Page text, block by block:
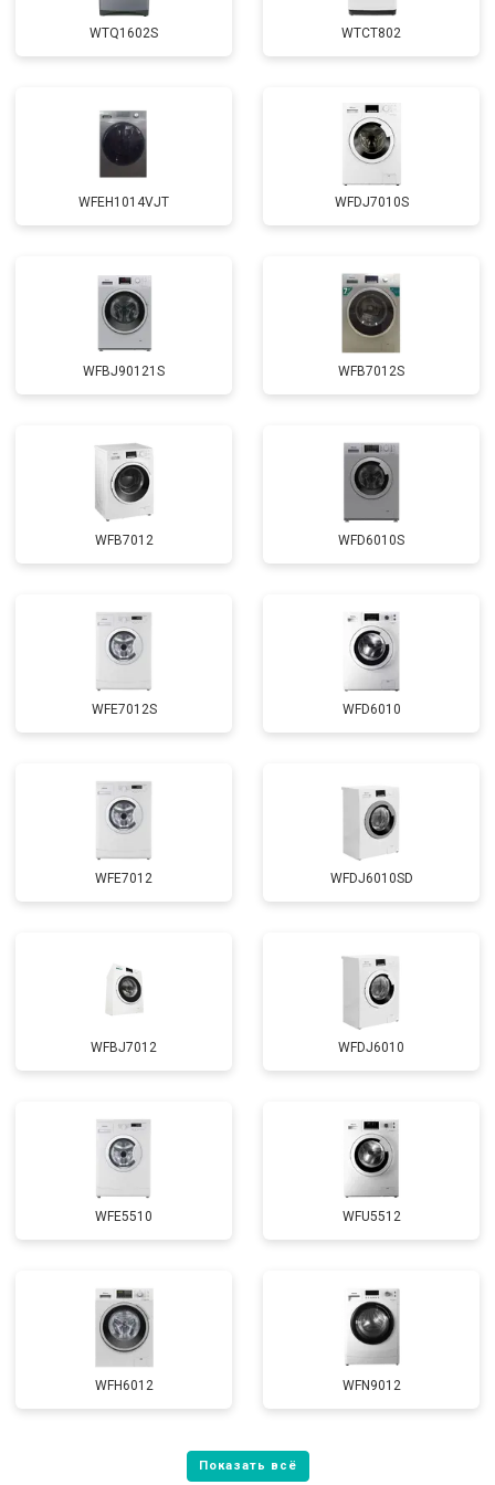
Замена крестовины от 2750 ₽
Замена подшипников от 2800 ₽ Заказать
Замена мотора от 3800 ₽ Заказать
от 2200 ₽ Заказать
Замена ТЭН от 2300 ₽ Заказать
Замена блока управления от 3600 ₽ Заказать
Замена прессостата от 3350 ₽ Заказать
Замена сливного насоса от 3450 ₽
Замена сливного шланга от 2100 ₽ Заказать
Замена УБЛ от 2100 ₽ Заказать
Замена приводного ремня от 2550 ₽ Заказать
WTQ1602S WTCT802
WFEH1014VJT WFDJ7010S
WFBJ90121S WFB7012S
WFB7012 WFD6010S
WFE7012S WFD6010
WFE7012 WFDJ6010SD
WFBJ7012 WFDJ6010
WFE5510 WFU5512
WFH6012 WFN9012